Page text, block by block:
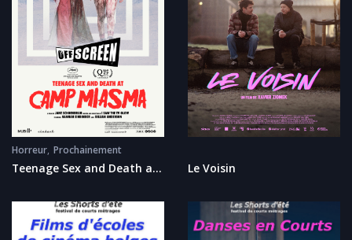
Horreur Prochainement
Teenage Sex and Death at
Le Voisin